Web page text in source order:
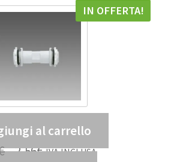
Tubo di giunzione 938 – DIS 99807300
IN OFFERTA!
2,56€ IVA INCLUSA
al carrello